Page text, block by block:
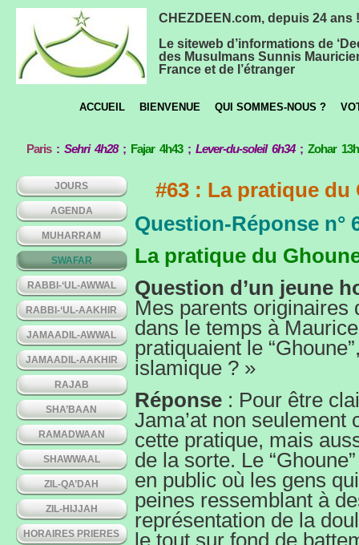
CHEZDEEN.com, depuis 24 ans !
Le siteweb d’informations de
des Musulmans Sunnis
France et de l’étranger
ACCUEIL BIENVENUE QUI SOMMES-NOUS ?
Paris:Sehri 4h28; Fajar 4h43;Lever-du-soleil 6h34;Zohar
JOURS
AGENDA
MUHARRAM
SWAFAR
RABBI-‘UL-AWWAL
RABBI-‘UL-AAKHIR
JAMAADIL-AWWAL
JAMAADIL-AAKHIR
RAJAB
SHA’BAAN
RAMADWAAN
SHAWWAAL
ZIL-QA’DAH
ZIL-HIJJAH
HORAIRES PRIERES
#63 : La pratique
Question-Réponse n°
La pratique du
Question d’un jeune
Mes parents originaires
dans le temps à
pratiquaient le
islamique ? »
Réponse : Pour être
Jama’at non seulement
cette pratique, mais
de la sorte. Le
en public où les gens
peines ressemblant à
représentation de la
le tout sur fond de